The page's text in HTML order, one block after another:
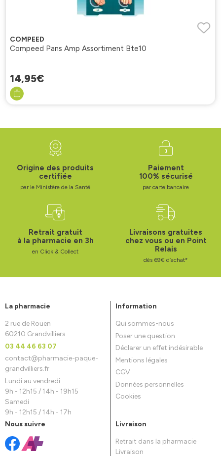
COMPEED
Compeed Pans Amp Assortiment Bte10
14,95€
Origine des produits
certifiée
par le Ministère de la Santé
Paiement
100% sécurisé
par carte bancaire
Retrait gratuit
à la pharmacie en 3h
en Click & Collect
Livraisons gratuites
chez vous ou en Point
Relais
dès 69€ d’achat*
La pharmacie
2 rue de Rouen
60210 Grandvilliers
03 44 46 63 07
contact@pharmacie-paque-
grandvilliers.fr
Lundi au vendredi
9h - 12h15 / 14h - 19h15
Samedi
9h - 12h15 / 14h - 17h
Information
Qui sommes-nous
Poser une question
Déclarer un effet indésirable
Mentions légales
CGV
Données personnelles
Cookies
Nous suivre Livraison
Retrait dans la pharmacie
Livraison